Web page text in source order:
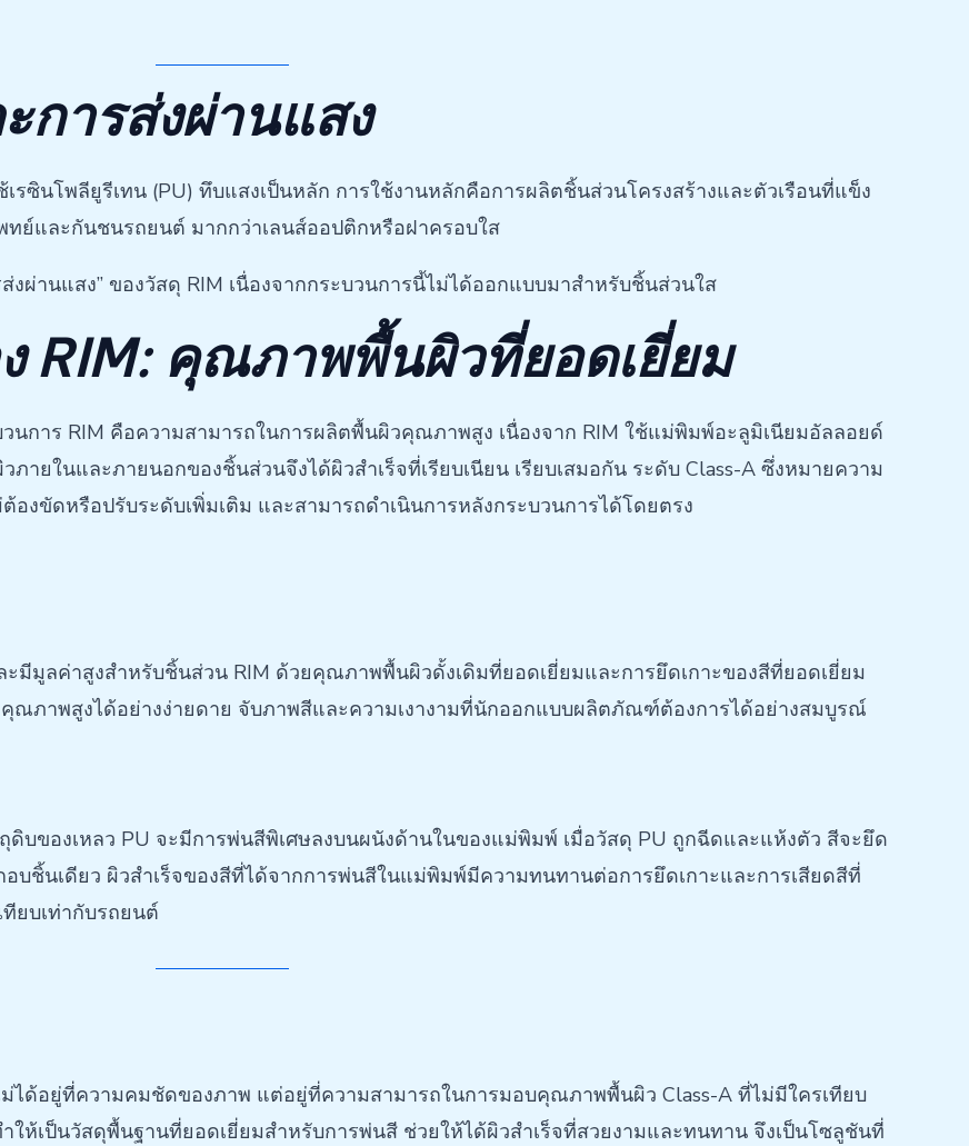
การส่งผ่านแสง
รซินโพลียูรีเทน (PU) ทึบแสงเป็นหลัก การใช้งานหลักคือการผลิตชิ้นส่วนโครงสร้างและตัวเรือนที่แข็ง
ย์และกันชนรถยนต์ มากกว่าเลนส์ออปติกหรือฝาครอบใส
งผ่านแสง” ของวัสดุ RIM เนื่องจากกระบวนการนี้ไม่ได้ออกแบบมาสำหรับชิ้นส่วนใส
RIM: คุณภาพพื้นผิวที่ยอดเยี่ยม
การ RIM คือความสามารถในการผลิตพื้นผิวคุณภาพสูง เนื่องจาก RIM ใช้แม่พิมพ์อะลูมิเนียมอัลลอยด์
ยในและภายนอกของชิ้นส่วนจึงได้ผิวสำเร็จที่เรียบเนียน เรียบเสมอกัน ระดับ Class-A ซึ่งหมายความ
งขัดหรือปรับระดับเพิ่มเติม และสามารถดำเนินการหลังกระบวนการได้โดยตรง
มูลค่าสูงสำหรับชิ้นส่วน RIM ด้วยคุณภาพพื้นผิวดั้งเดิมที่ยอดเยี่ยมและการยึดเกาะของสีที่ยอดเยี่ยม
ณภาพสูงได้อย่างง่ายดาย จับภาพสีและความเงางามที่นักออกแบบผลิตภัณฑ์ต้องการได้อย่างสมบูรณ์
บของเหลว PU จะมีการพ่นสีพิเศษลงบนผนังด้านในของแม่พิมพ์ เมื่อวัสดุ PU ถูกฉีดและแห้งตัว สีจะยึด
บชิ้นเดียว ผิวสำเร็จของสีที่ได้จากการพ่นสีในแม่พิมพ์มีความทนทานต่อการยึดเกาะและการเสียดสีที่
ยบเท่ากับรถยนต์
ได้อยู่ที่ความคมชัดของภาพ แต่อยู่ที่ความสามารถในการมอบคุณภาพพื้นผิว Class-A ที่ไม่มีใครเทียบ
เป็นวัสดุพื้นฐานที่ยอดเยี่ยมสำหรับการพ่นสี ช่วยให้ได้ผิวสำเร็จที่สวยงามและทนทาน จึงเป็นโซลูชันที่